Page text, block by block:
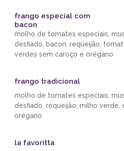
frango especial com
bacon
molho de tomates especiais,
desfiado, bacon, requeijão,
verdes sem caroço e orégano
frango tradicional
molho de tomates especiais,
desfiado, requeijão, milho verde,
orégano
la favoritta